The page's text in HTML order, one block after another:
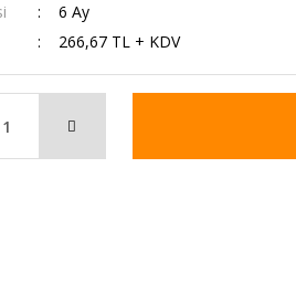
6 Ay
266,67 TL + KDV